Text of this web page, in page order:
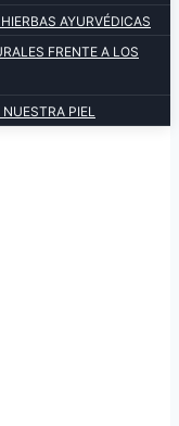
AYURVÉDICAS
FRENTE A LOS
PIEL